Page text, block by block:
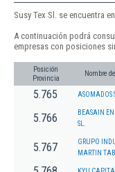
Susy Tex Sl. se encuentra
A continuación podrá
empresas con posiciones
Posición
Provincia
Nombre
5.765 ASOMADOS
5.766
BEASAIN
SL.
5.767
GRUPO
MARTIN